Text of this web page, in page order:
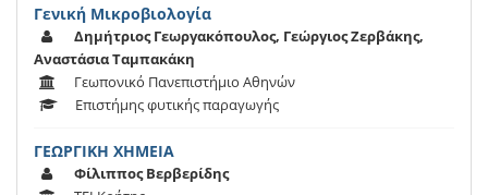
Γενική Μικροβιολογία
Δημήτριος Γεωργακόπουλος, Γεώργιος Ζερβάκης,
Αναστάσια Ταμπακάκη
Γεωπονικό Πανεπιστήμιο Αθηνών
Επιστήμης φυτικής παραγωγής
ΓΕΩΡΓΙΚΗ ΧΗΜΕΙΑ
Φίλιππος Βερβερίδης